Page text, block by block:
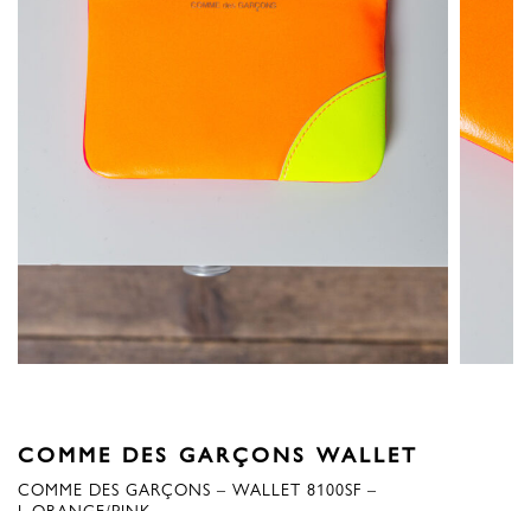
COMME DES GARÇONS WALLET
COMME DES GARÇONS – WALLET 8100SF –